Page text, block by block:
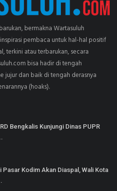
bermakna Wartasuluh
pembaca untuk hal-hal positif
terkini atau terbarukan, secara
bisa hadir di tengah
jujur dan baik di tengah derasnya
(hoaks).
Bengkalis Kunjungi Dinas PUPR
Pasar Kodim Akan Diaspal, Wali Kota